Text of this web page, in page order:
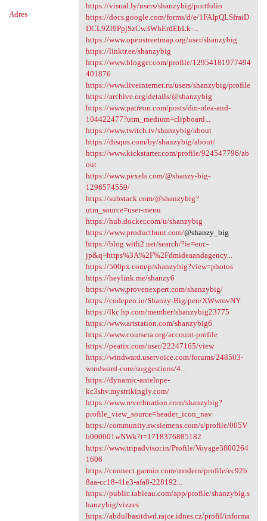
Adres
https://visual.ly/users/shanzybig/portfolio
https://docs.google.com/forms/d/e/1FAIpQLSfraiD
DCL9Zl9PpjSzCw3WhErdEbLk-...
https://www.openstreetmap.org/user/shanzybig
https://linktr.ee/shanzybig
https://www.blogger.com/profile/12954181977494
401876
https://www.liveinternet.ru/users/shanzybig/profile
https://archive.org/details/@shanzybig
https://www.patreon.com/posts/dm-idea-and-
104422477?utm_medium=clipboard...
https://www.twitch.tv/shanzybig/about
https://disqus.com/by/shanzybig/about/
https://www.kickstarter.com/profile/924547796/ab
out
https://www.pexels.com/@shanzy-big-
1296574559/
https://substack.com/@shanzybig?
utm_source=user-menu
https://hub.docker.com/u/shanzybig
https://www.producthunt.com/@shanzy_big
https://blog.with2.net/search/?ie=euc-
jp&q=https%3A%2F%2Fdmideaandagency...
https://500px.com/p/shanzybig?view=photos
https://heylink.me/shanzy6
https://www.provenexpert.com/shanzybig/
https://codepen.io/Shanzy-Big/pen/XWwmvNY
https://lkc.hp.com/member/shanzybig23775
https://www.artstation.com/shanzybig6
https://www.coursera.org/account-profile
https://peatix.com/user/22247165/view
https://windward.uservoice.com/forums/248503-
windward-core/suggestions/4...
https://dynamic-antelope-
kc3shv.mystrikingly.com/
https://www.reverbnation.com/shanzybig?
profile_view_source=header_icon_nav
https://community.sw.siemens.com/s/profile/005V
b000001wNWk?t=1718376885182
https://www.tripadvisor.in/Profile/Voyage3800264
1606
https://connect.garmin.com/modern/profile/ec92b
8aa-cc18-41e3-afa8-228192...
https://public.tableau.com/app/profile/shanzybig.s
hanzybig/vizzes
https://abdulbasitdwd.rajce.idnes.cz/profil/informa